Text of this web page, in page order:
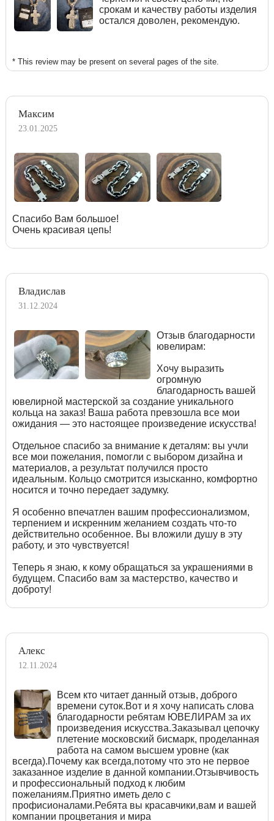
срокам и качеству работы изделия
остался доволен, рекомендую.
* This review may be present on several pages of the site.
Максим
23.01.2025
Спасибо Вам большое!
Очень красивая цепь!
Владислав
31.12.2024
Отзыв благодарности
ювелирам:
Хочу выразить
огромную
благодарность вашей
ювелирной мастерской за создание уникального
кольца на заказ! Ваша работа превзошла все мои
ожидания — это настоящее произведение искусства!
Отдельное спасибо за внимание к деталям: вы учли
все мои пожелания, помогли с выбором дизайна и
материалов, а результат получился просто
идеальным. Кольцо смотрится изысканно, комфортно
носится и точно передает задумку.
Я особенно впечатлен вашим профессионализмом,
терпением и искренним желанием создать что-то
действительно особенное. Вы вложили душу в эту
работу, и это чувствуется!
Теперь я знаю, к кому обращаться за украшениями в
будущем. Спасибо вам за мастерство, качество и
доброту!
Алекс
12.11.2024
Всем кто читает данный отзыв, доброго
времени суток.Вот и я хочу написать слова
благодарности ребятам ЮВЕЛИРАМ за их
произведения искусства.Заказывал цепочку
плетение московский бисмарк, проделанная
работа на самом высшем уровне (как
всегда).Почему как всегда,потому что это не первое
заказанное изделие в данной компании.Отзывчивость
и профессиональный подход к любим
пожеланиям.Приятно иметь дело с
профисионалами.Ребята вы красавчики,вам и вашей
компании процветания и мира